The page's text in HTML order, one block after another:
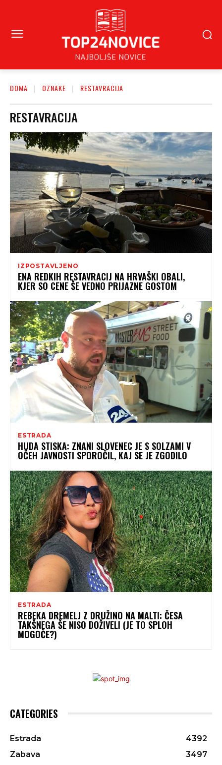
DOMA OZNAKE RESTAVRACIJA
RESTAVRACIJA
IZPOSTAVLJENO
ENA REDKIH RESTAVRACIJ NA HRVAŠKI OBALI,
KJER SO CENE ŠE VEDNO PRIJAZNE GOSTOM
ESTRADA
HUDA STISKA: ZNANI SLOVENEC JE S SOLZAMI V
OČEH JAVNOSTI SPOROČIL, KAJ SE JE ZGODILO
ESTRADA
REBEKA DREMELJ Z DRUŽINO NA MALTI: ČESA
TAKŠNEGA ŠE NISO DOŽIVELI (JE TO SPLOH
MOGOČE?)
CATEGORIES
Estrada
4392
Zabava
3497